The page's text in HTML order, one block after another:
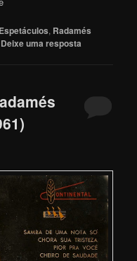
, Radamés
Deixe uma resposta